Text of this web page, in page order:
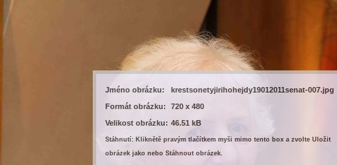
Jméno obrázku:
krestsonetyjirihohejdy19012011senat-007.jpg
Formát obrázku:
720 x 480
Velikost obrázku: 46.51 kB
Stáhnutí: Kliknětě pravým tlačítkem myši mimo tento box a zvolte Uložit
obrázek jako nebo Stáhnout obrázek.